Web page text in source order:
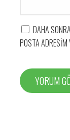
DAHA
POSTA ADRESIM